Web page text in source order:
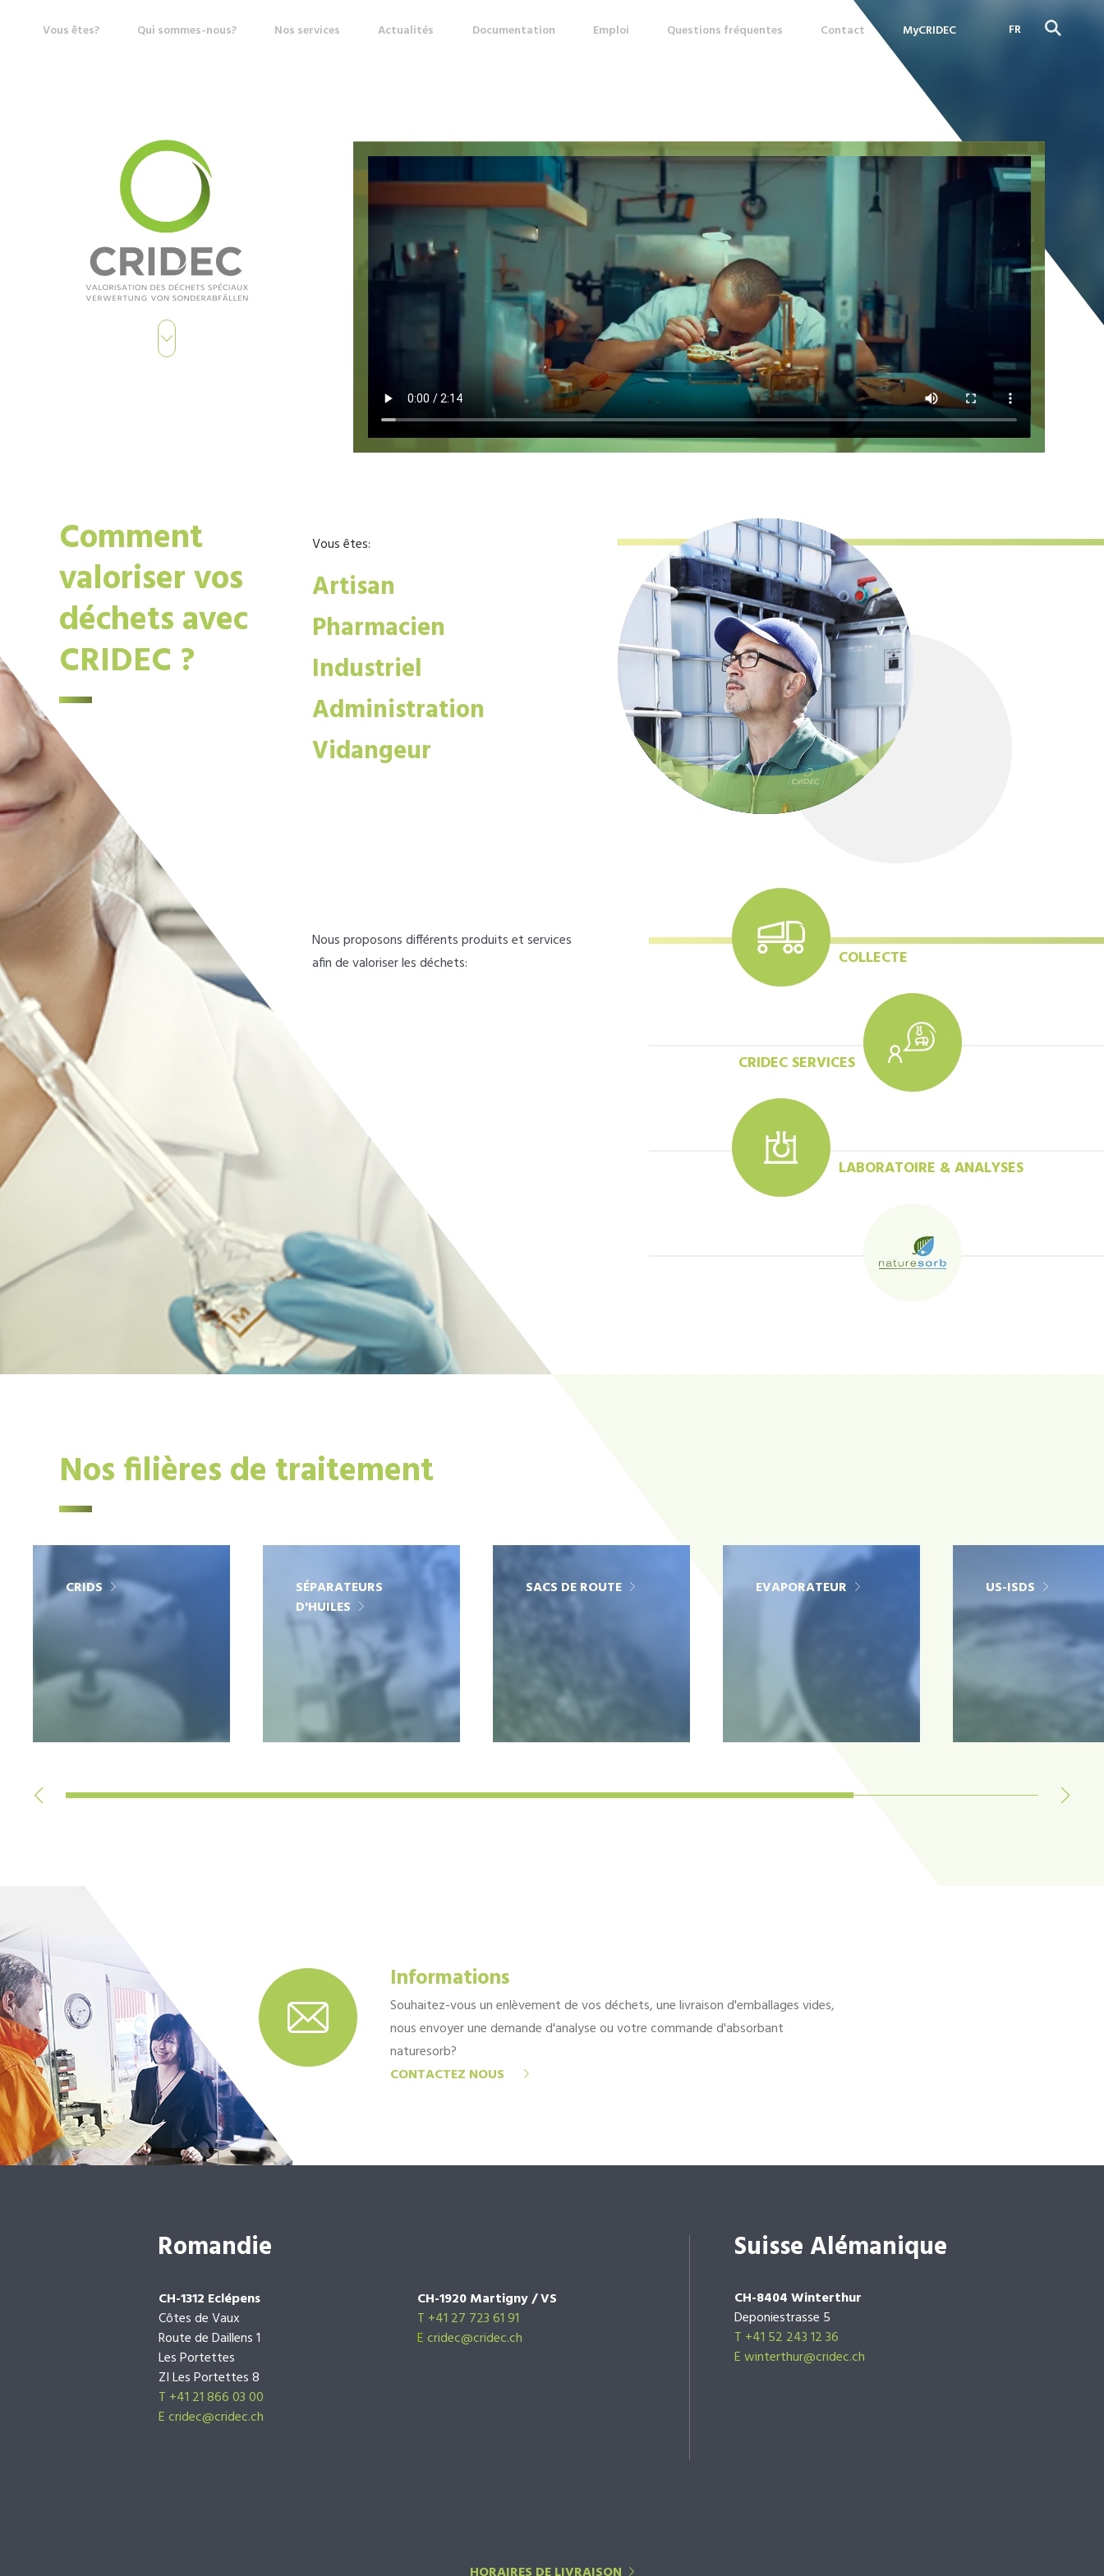
Vous êtes? Qui sommes-nous? Nos services Actualités Documentation Emploi Questions fréquentes Contact MyCRIDEC
FR
Comment
valoriser vos
déchets avec
CRIDEC ?
Vous êtes:
Artisan
Pharmacien
Industriel
Administration
Vidangeur
Nous proposons différents produits et services
afin de valoriser les déchets:
COLLECTE
CRIDEC SERVICES
LABORATOIRE & ANALYSES
Nos filières de traitement
CRIDS
SÉPARATEURS
D'HUILES
SACS DE ROUTE EVAPORATEUR US-ISDS
Informations
Souhaitez-vous un enlèvement de vos déchets, une livraison d'emballages vides,
nous envoyer une demande d'analyse ou votre commande d'absorbant
naturesorb?
CONTACTEZ NOUS
Romandie
CH-1312 Eclépens
Côtes de Vaux
Route de Daillens 1
Les Portettes
ZI Les Portettes 8
T +41 21 866 03 00
Ecridec@cridec.ch
CH-1920 Martigny / VS
T +41 27 723 61 91
Ecridec@cridec.ch
Suisse Alémanique
CH-8404 Winterthur
Deponiestrasse 5
T +41 52 243 12 36
E winterthur@cridec.ch